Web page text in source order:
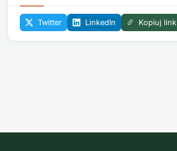
Twitter LinkedIn Kopiuj link